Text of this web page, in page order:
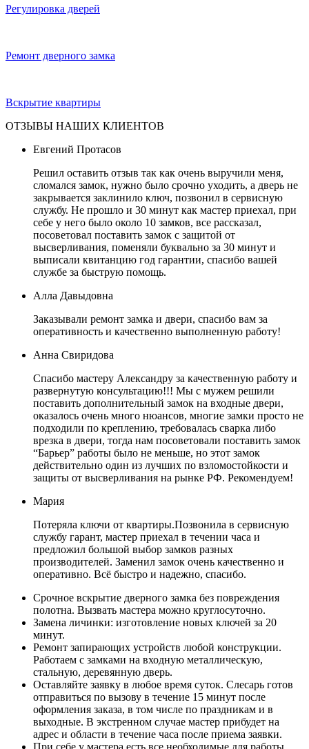
Регулировка дверей
Ремонт дверного замка
Вскрытие квартиры
ОТЗЫВЫ НАШИХ КЛИЕНТОВ
Евгений Протасов
Решил оставить отзыв так как очень выручили меня,
сломался замок, нужно было срочно уходить, а дверь не
закрывается заклинило ключ, позвонил в сервисную
службу. Не прошло и 30 минут как мастер приехал, при
себе у него было около 10 замков, все рассказал,
посоветовал поставить замок с защитой от
высверливания, поменяли буквально за 30 минут и
выписали квитанцию год гарантии, спасибо вашей
службе за быструю помощь.
Алла Давыдовна
Заказывали ремонт замка и двери, спасибо вам за
оперативность и качественно выполненную работу!
Анна Свиридова
Спасибо мастеру Александру за качественную работу и
развернутую консультацию!!! Мы с мужем решили
поставить дополнительный замок на входные двери,
оказалось очень много нюансов, многие замки просто не
подходили по креплению, требовалась сварка либо
врезка в двери, тогда нам посоветовали поставить замок
“Барьер” работы было не меньше, но этот замок
действительно один из лучших по взломостойкости и
защиты от высверливания на рынке РФ. Рекомендуем!
Мария
Потеряла ключи от квартиры.Позвонила в сервисную
службу гарант, мастер приехал в течении часа и
предложил большой выбор замков разных
производителей. Заменил замок очень качественно и
оперативно. Всё быстро и надежно, спасибо.
Срочное вскрытие дверного замка без повреждения
полотна. Вызвать мастера можно круглосуточно.
Замена личинки: изготовление новых ключей за 20
минут.
Ремонт запирающих устройств любой конструкции.
Работаем с замками на входную металлическую,
стальную, деревянную дверь.
Оставляйте заявку в любое время суток. Слесарь готов
отправиться по вызову в течение 15 минут после
оформления заказа, в том числе по праздникам и в
выходные. В экстренном случае мастер прибудет на
адрес и области в течение часа после приема заявки.
При себе у мастера есть все необходимые для работы